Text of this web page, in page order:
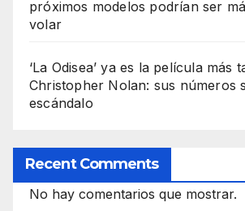
próximos modelos podrían ser
volar
‘La Odisea’ ya es la película más
Christopher Nolan: sus números
escándalo
Recent Comments
No hay comentarios que mostrar.